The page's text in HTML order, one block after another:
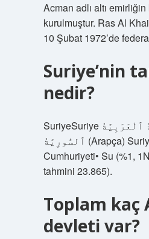
Acman adlı altı
kurulmuştur. Ras Al
10 Şubat 1972’de
Suriye’nin
nedir?
SuriyeSuriye ٱلْجُمْهُورِيَّةُ ٱلْعَرَبِيَّةُ
ٱلسُّورِيَّةُ (Arapça) Suriy veya Suriye Arap
Cumhuriyeti• Su (%1,
tahmini 23.865).
Toplam kaç
devleti var?